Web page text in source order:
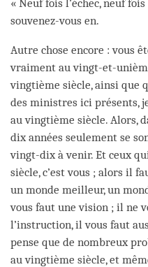
« Neuf fois l’échec, neuf
souvenez-vous en.
Autre chose encore : vous
vraiment au vingt-et-
vingtième siècle, ainsi que
des ministres ici présents,
au vingtième siècle. Alors,
dix années seulement se
vingt-dix à venir. Et ceux
siècle, c’est vous ; alors il
un monde meilleur, un
vous faut une vision ; il ne
l’instruction, il vous faut
pense que de nombreux
au vingtième siècle, et